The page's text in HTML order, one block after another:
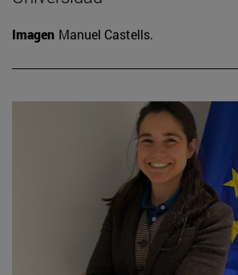
Imagen Manuel Castells.